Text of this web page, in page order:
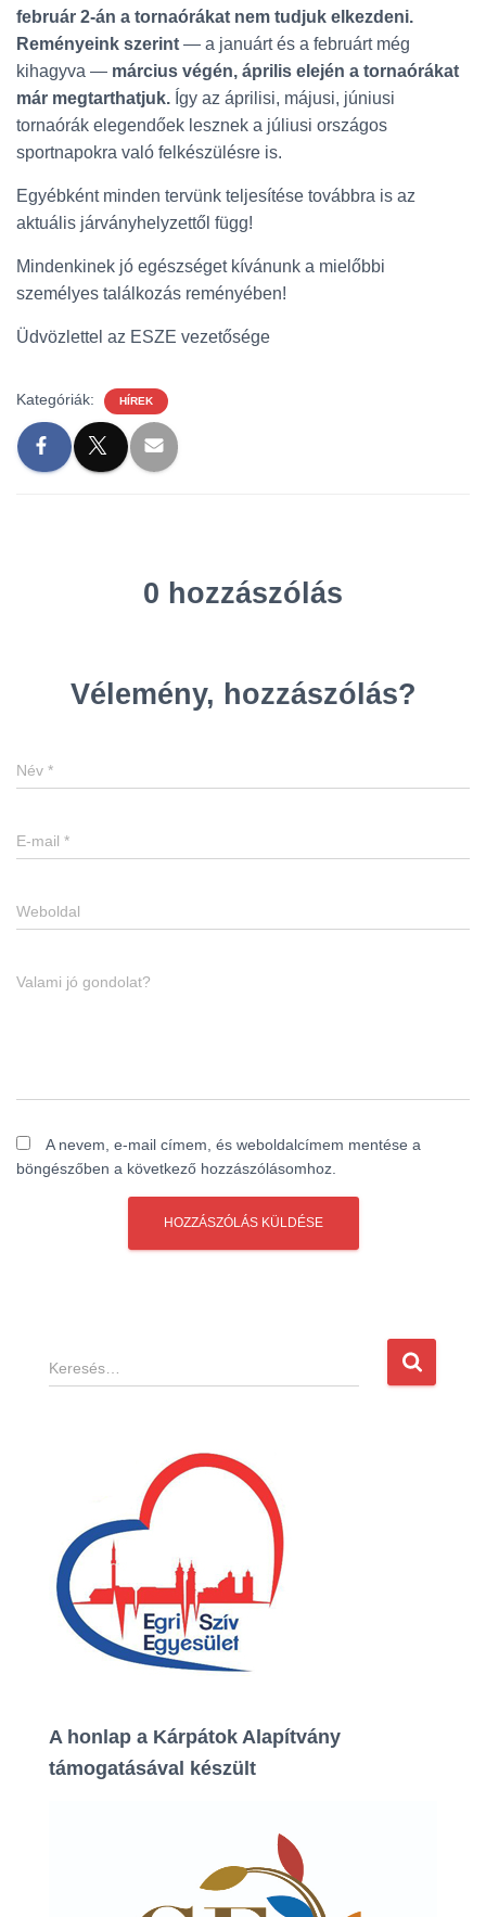
február 2-án a tornaórákat nem tudjuk elkezdeni.
Reményeink szerint — a januárt és a februárt még
kihagyva — március végén, április elején a tornaórákat
már megtarthatjuk. Így az áprilisi, májusi, júniusi
tornaórák elegendőek lesznek a júliusi országos
sportnapokra való felkészülésre is.
Egyébként minden tervünk teljesítése továbbra is az
aktuális járványhelyzettől függ!
Mindenkinek jó egészséget kívánunk a mielőbbi
személyes találkozás reményében!
Üdvözlettel az ESZE vezetősége
Kategóriák: HÍREK
0 hozzászólás
Vélemény, hozzászólás?
Név *
E-mail *
Weboldal
Valami jó gondolat?
A nevem, e-mail címem, és weboldalcímem mentése a
böngészőben a következő hozzászólásomhoz.
K
e
A honlap a Kárpátok Alapítvány
támogatásával készült